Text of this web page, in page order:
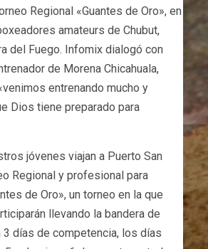
Regional «Guantes de Oro», en
amateurs de Chubut,
del Fuego. Infomix dialogó con
de Morena Chicahuala,
entrenando mucho y
Dios tiene preparado para
jóvenes viajan a Puerto San
Regional y profesional para
de Oro», un torneo en la que
llevando la bandera de
3 días de competencia, los días